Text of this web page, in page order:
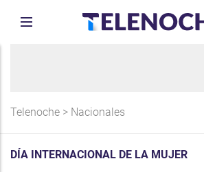
Telenoche > Nacionales
DÍA INTERNACIONAL DE LA MUJER